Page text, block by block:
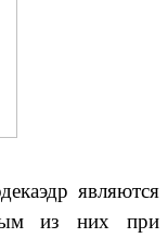
являются
из них при